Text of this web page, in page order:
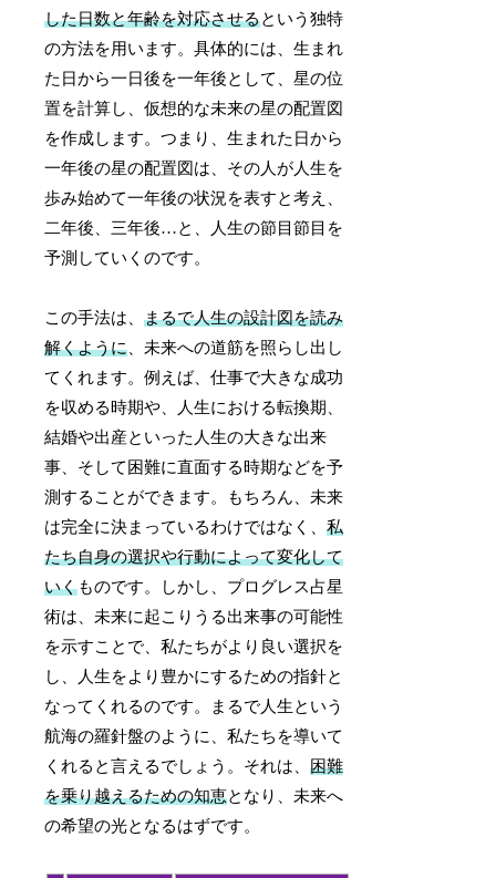
した日数と年齢を対応させるという独特
の方法を用います。具体的には、生まれ
た日から一日後を一年後として、星の位
置を計算し、仮想的な未来の星の配置図
を作成します。つまり、生まれた日から
一年後の星の配置図は、その人が人生を
歩み始めて一年後の状況を表すと考え、
二年後、三年後…と、人生の節目節目を
予測していくのです。
この手法は、まるで人生の設計図を読み
解くように、未来への道筋を照らし出し
てくれます。例えば、仕事で大きな成功
を収める時期や、人生における転換期、
結婚や出産といった人生の大きな出来
事、そして困難に直面する時期などを予
測することができます。もちろん、未来
は完全に決まっているわけではなく、私
たち自身の選択や行動によって変化して
いくものです。しかし、プログレス占星
術は、未来に起こりうる出来事の可能性
を示すことで、私たちがより良い選択を
し、人生をより豊かにするための指針と
なってくれるのです。まるで人生という
航海の羅針盤のように、私たちを導いて
くれると言えるでしょう。それは、困難
を乗り越えるための知恵となり、未来へ
の希望の光となるはずです。